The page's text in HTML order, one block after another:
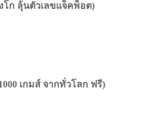
งโก ลุ้นตัวเลขแจ็คพ็อต)
เกมส์ จากทั่วโลก ฟรี)